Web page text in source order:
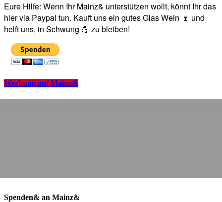
Eure Hilfe: Wenn Ihr Mainz& unterstützen wollt, könnt Ihr das
hier via Paypal tun. Kauft uns ein gutes Glas Wein 🍷 und
helft uns, in Schwung 💪 zu bleiben!
Werbung auf Mainz&
Spenden& an Mainz&